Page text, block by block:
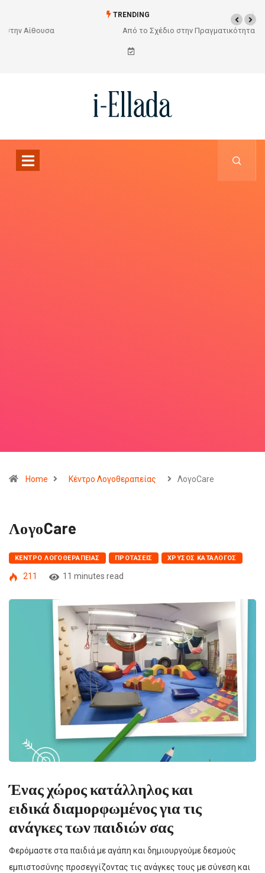
TRENDING
Από το Σχέδιο στην Πραγματικότητα
Home Κέντρο Λογοθεραπείας ΛογοCare
ΛογοCare
ΚΈΝΤΡΟ ΛΟΓΟΘΕΡΑΠΕΊΑΣ ΠΡΟΤΆΣΕΙΣ ΧΡΥΣΌΣ ΚΑΤΆΛΟΓΟΣ
211 11 minutes read
Ένας χώροςκατάλληλοςκαι
ειδικάδιαμορφωμένοςγια τις
ανάγκες των παιδιών σας
Φερόμαστε στα παιδιά με αγάπη και δημιουργούμε δεσμούς
εμπιστοσύνης προσεγγίζοντας τις ανάγκες τους με σύνεση και